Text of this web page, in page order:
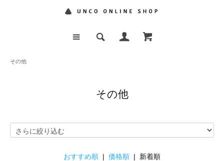
その他
その他
おすすめ順 | 価格順 | 新着順